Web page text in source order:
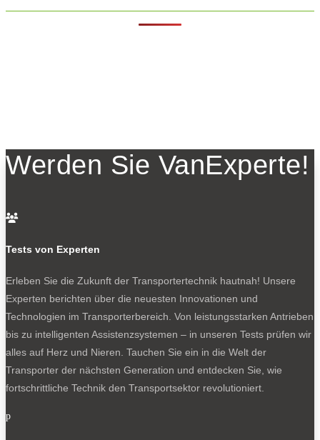
Werden Sie VanExperte!

Tests von Experten
Erleben Sie die Zukunft der Transportertechnik hautnah! Unsere
Experten berichten über die neuesten Innovationen und
Technologien im Transporterbereich. Von leistungsstarken Antrieben
bis zu intelligenten Assistenzsystemen – in unseren Tests prüfen wir
alles auf Herz und Nieren. Tauchen Sie ein in die Welt der
Transporter der nächsten Generation und entdecken Sie, wie
fortschrittliche Technik den Transportsektor revolutioniert.
p